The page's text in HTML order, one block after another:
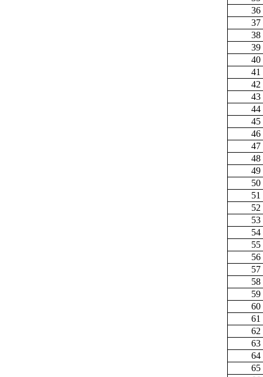
36
37
38
39
40
41
42
43
44
45
46
47
48
49
50
51
52
53
54
55
56
57
58
59
60
61
62
63
64
65